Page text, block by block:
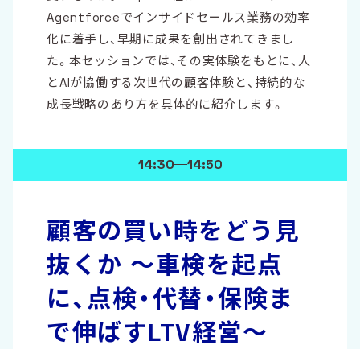
Agentforceでインサイドセールス業務の効率
化に着手し、早期に成果を創出されてきまし
た。本セッションでは、その実体験をもとに、人
とAIが協働する次世代の顧客体験と、持続的な
成長戦略のあり方を具体的に紹介します。
14:30 14:50
顧客の買い時をどう見
抜くか 〜車検を起点
に、点検・代替・保険ま
で伸ばすLTV経営〜